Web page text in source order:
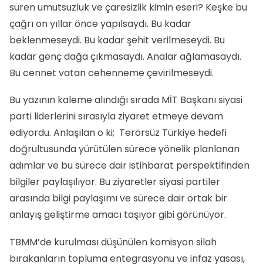
süren umutsuzluk ve çaresizlik kimin eseri? Keşke bu
çağrı on yıllar önce yapılsaydı. Bu kadar
beklenmeseydi. Bu kadar şehit verilmeseydi. Bu
kadar genç dağa çıkmasaydı. Analar ağlamasaydı.
Bu cennet vatan cehenneme çevirilmeseydi.
Bu yazının kaleme alındığı sırada MİT Başkanı siyasi
parti liderlerini sırasıyla ziyaret etmeye devam
ediyordu. Anlaşılan o ki; Terörsüz Türkiye hedefi
doğrultusunda yürütülen sürece yönelik planlanan
adımlar ve bu sürece dair istihbarat perspektifinden
bilgiler paylaşılıyor. Bu ziyaretler siyasi partiler
arasında bilgi paylaşımı ve sürece dair ortak bir
anlayış geliştirme amacı taşıyor gibi görünüyor.
TBMM’de kurulması düşünülen komisyon silah
bırakanların topluma entegrasyonu ve infaz yasası,